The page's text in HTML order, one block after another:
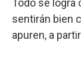
Todo se logra
sentirán bien
apuren, a